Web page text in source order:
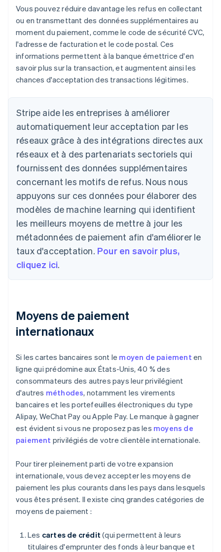
Vous pouvez réduire davantage les refus en collectant
ou en transmettant des données supplémentaires au
moment du paiement, comme le code de sécurité CVC,
l'adresse de facturation et le code postal. Ces
informations permettent à la banque émettrice d'en
savoir plus sur la transaction, et augmentent ainsi les
chances d'acceptation des transactions légitimes.
Stripe aide les entreprises à améliorer
automatiquement leur acceptation par les
réseaux grâce à des intégrations directes aux
réseaux et à des partenariats sectoriels qui
fournissent des données supplémentaires
concernant les motifs de refus. Nous nous
appuyons sur ces données pour élaborer des
modèles de machine learning qui identifient
les meilleurs moyens de mettre à jour les
métadonnées de paiement afin d'améliorer le
taux d'acceptation. Pour en savoir plus,
cliquez ici.
Moyens de paiement
internationaux
Si les cartes bancaires sont le moyen de paiement en
ligne qui prédomine aux États-Unis, 40 % des
consommateurs des autres pays leur privilégient
d'autres méthodes, notamment les virements
bancaires et les portefeuilles électroniques du type
Alipay, WeChat Pay ou Apple Pay. Le manque à gagner
est évident si vous ne proposez pas les moyens de
paiement privilégiés de votre clientèle internationale.
Pour tirer pleinement parti de votre expansion
internationale, vous devez accepter les moyens de
paiement les plus courants dans les pays dans lesquels
vous êtes présent. Il existe cinq grandes catégories de
moyens de paiement :
Les cartes de crédit (qui permettent à leurs
titulaires d'emprunter des fonds à leur banque et